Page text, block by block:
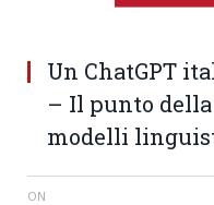
Un ChatGPT
– Il punto
modelli
ON